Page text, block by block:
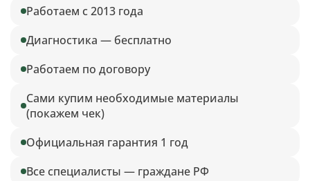
Работаем с 2013 года
Диагностика — бесплатно
Работаем по договору
Сами купим необходимые материалы
(покажем чек)
Официальная гарантия 1 год
Все специалисты — граждане РФ